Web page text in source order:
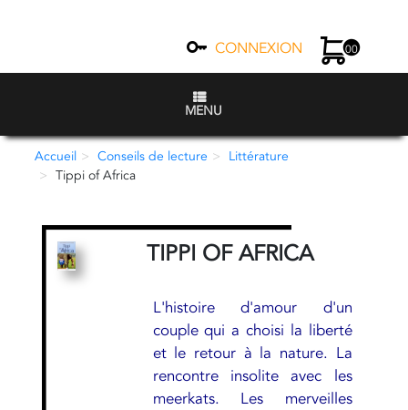
CONNEXION 00
MENU
Accueil Conseils de lecture
Littérature
Tippi of Africa
TIPPI OF AFRICA
L'histoire d'amour d'un
couple qui a choisi la liberté
et le retour à la nature. La
rencontre insolite avec les
meerkats. Les merveilles